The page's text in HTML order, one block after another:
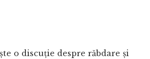
o discuție despre răbdare și